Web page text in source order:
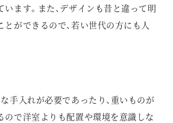
ます。また、デザインも昔と違って明
ができるので、若い世代の方にも人
手入れが必要であったり、重いものが
ので洋室よりも配置や環境を意識しな